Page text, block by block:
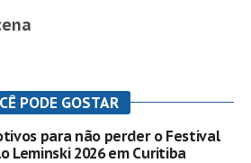
PODE GOSTAR
para não perder o Festival
Leminski 2026 em Curitiba